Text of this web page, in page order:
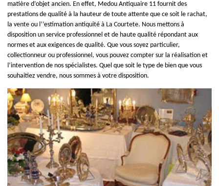
matière d’objet ancien. En effet, Medou Antiquaire 11 fournit des
prestations de qualité à la hauteur de toute attente que ce soit le rachat,
la vente ou l’’estimation antiquité à La Courtete. Nous mettons à
disposition un service professionnel et de haute qualité répondant aux
normes et aux exigences de qualité. Que vous soyez particulier,
collectionneur ou professionnel, vous pouvez compter sur la réalisation et
l’intervention de nos spécialistes. Quel que soit le type de bien que vous
souhaitiez vendre, nous sommes à votre disposition.